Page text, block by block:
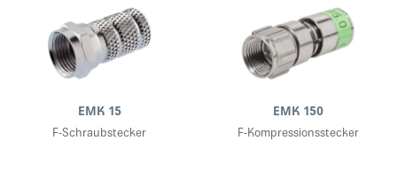
EMK 15
F-Schraubstecker
EMK 150
F-Kompressionsstecker